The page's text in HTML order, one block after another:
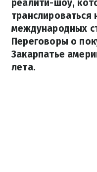
реалити-шоу,
транслироваться
международных
Переговоры о
Закарпатье
лета.